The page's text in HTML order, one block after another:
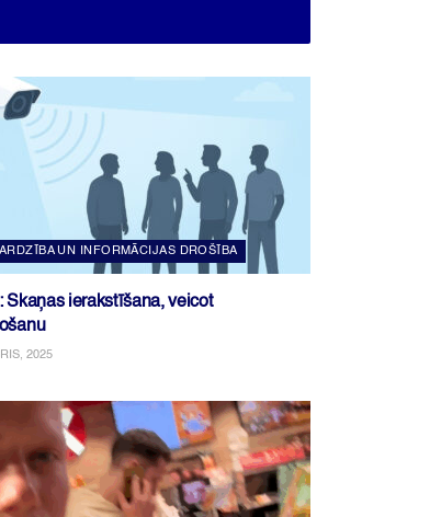
UN INFORMĀCIJAS DROŠĪBA
Skaņas ierakstīšana, veicot
2025